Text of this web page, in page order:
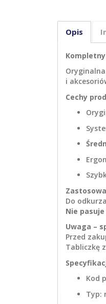
Opis
Oryginalna
i
Cechy
Do
Nie pasuje
Uwaga –
Przed
Tabliczkę
Kod
Typ: